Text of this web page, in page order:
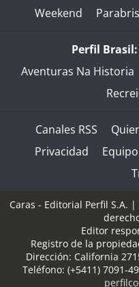
Weekend
Perfil Brasil:
Aventuras Na Historia
Canales RSS
Privacidad
Equipo
Caras - Editorial Perfil S.A. |
Editor
Registro de la
Dirección: California
Teléfono: (+5411) 7091-